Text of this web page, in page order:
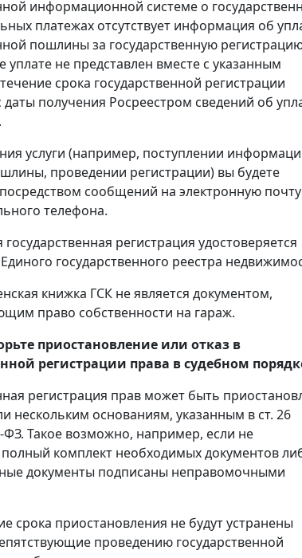
информационной системе о
платежах отсутствует информация об
пошлины за государственную
уплате не представлен вместе с указанным
срока государственной регистрации
даты получения Росреестром сведений об
услуги (например, поступлении
проведении регистрации) вы будете
сообщений на электронную
телефона.
регистрация удостоверяется
государственного реестра
книжка ГСК не является документом,
право собственности на гараж.
приостановление или отказ в
регистрации права в судебном
регистрация прав может быть
нескольким основаниям, указанным в ст. 26
ФЗ. Такое возможно, например, если не
полный комплект необходимых документов
документы подписаны неправомочными
срока приостановления не будут устранены
проведению государственной